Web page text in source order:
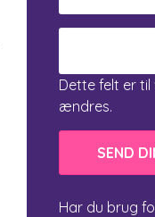
Dette felt er
ændres.
Har du brug